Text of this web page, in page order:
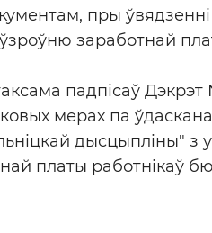
пры
заработнай
падпісаў Дэкрэт
мерах па
дысцыпліны"
платы работнікаў